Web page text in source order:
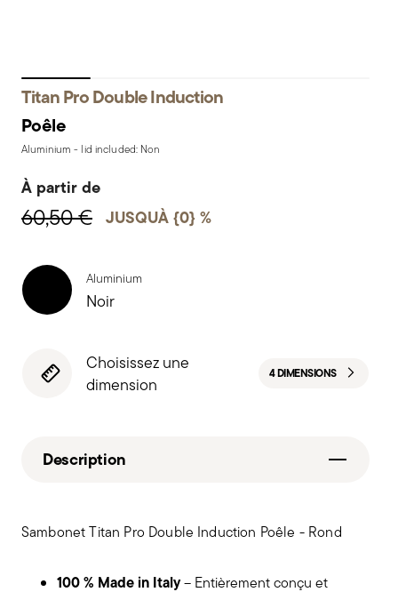
Titan Pro Double Induction
Poêle
Aluminium - lid included: Non
À partir de
60,50 € JUSQUÀ {0} %
Aluminium
Noir
Choisissez une
dimension
4 DIMENSIONS
Description
Sambonet Titan Pro Double Induction Poêle - Rond
100 % Made in Italy– Entièrement conçu et